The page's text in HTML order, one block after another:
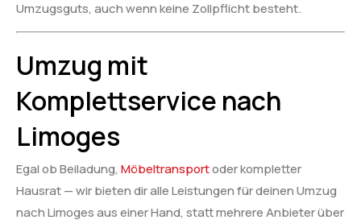
Umzugsguts, auch wenn keine Zollpflicht besteht.
Umzug mit
Komplettservice nach
Limoges
Egal ob Beiladung, Möbeltransportoder kompletter
Hausrat — wir bieten dir alle Leistungen für deinen Umzug
nach Limoges aus einer Hand, statt mehrere Anbieter über